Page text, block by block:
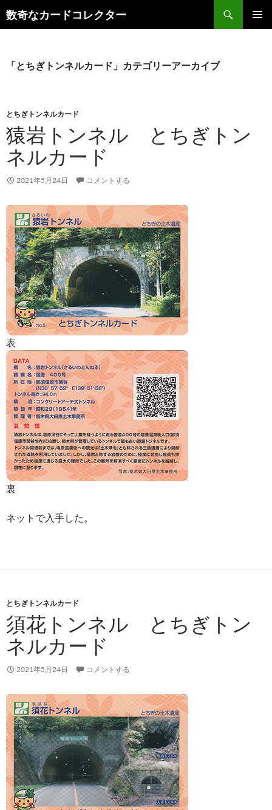
ン
キ
プ
数奇なカードコレクター
検
索
「とちぎトンネルカード」カテゴリーアーカイブ
とちぎトンネルカード
猿岩トンネル とちぎトン
ネルカード
2021年5月24日 コメントする
表
裏
ネットで入手した。
とちぎトンネルカード
須花トンネル とちぎトン
ネルカード
2021年5月24日 コメントする